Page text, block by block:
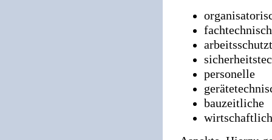
personelle
bauzeitliche